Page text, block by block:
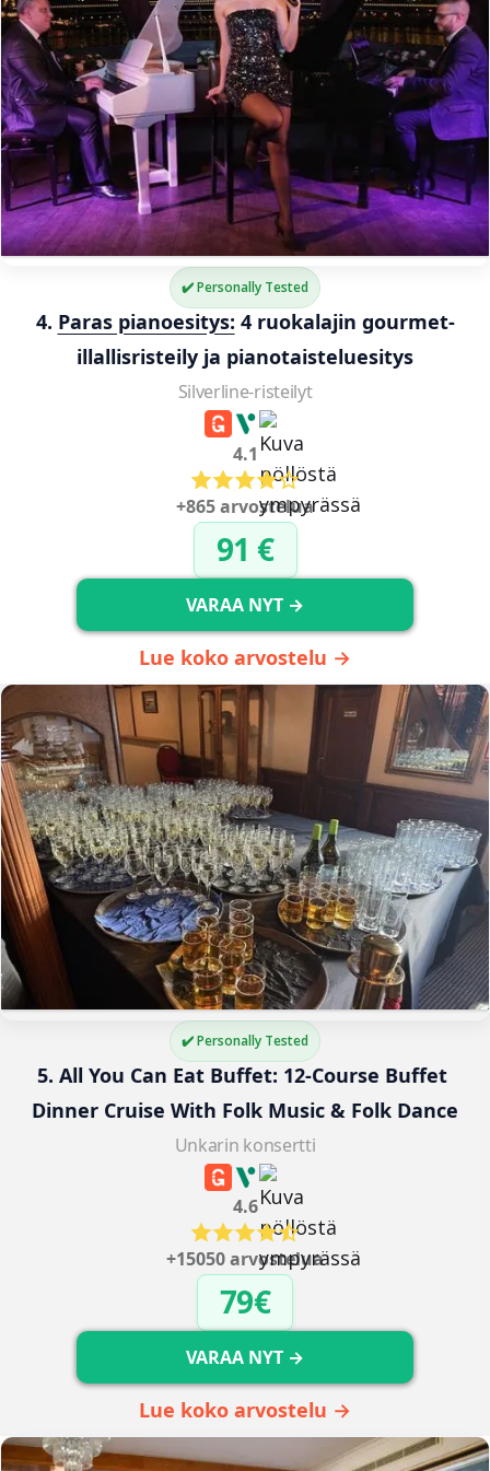
✔️ Personally Tested
4. Paras pianoesitys: 4 ruokalajin gourmet-
illallisristeily ja pianotaisteluesitys
Silverline-risteilyt
4.1
+865 arvostelua
91 €
VARAA NYT →
Lue koko arvostelu →
✔️ Personally Tested
5. All You Can Eat Buffet: 12-Course Buffet
Dinner Cruise With Folk Music & Folk Dance
Unkarin konsertti
4.6
+15050 arvostelua
79€
VARAA NYT →
Lue koko arvostelu →